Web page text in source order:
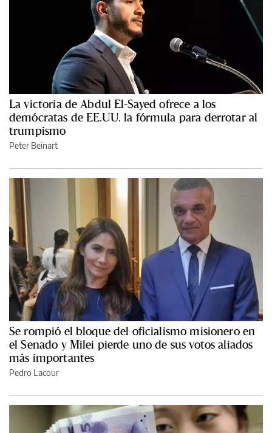
La victoria de Abdul El-Sayed ofrece a los
demócratas de EE.UU. la fórmula para derrotar al
trumpismo
Peter Beinart
Se rompió el bloque del oficialismo misionero en
el Senado y Milei pierde uno de sus votos aliados
más importantes
Pedro Lacour